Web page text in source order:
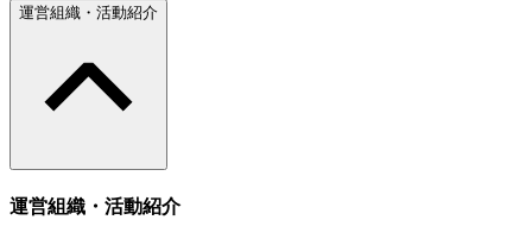
運営組織・活動紹介
運営組織・活動紹介